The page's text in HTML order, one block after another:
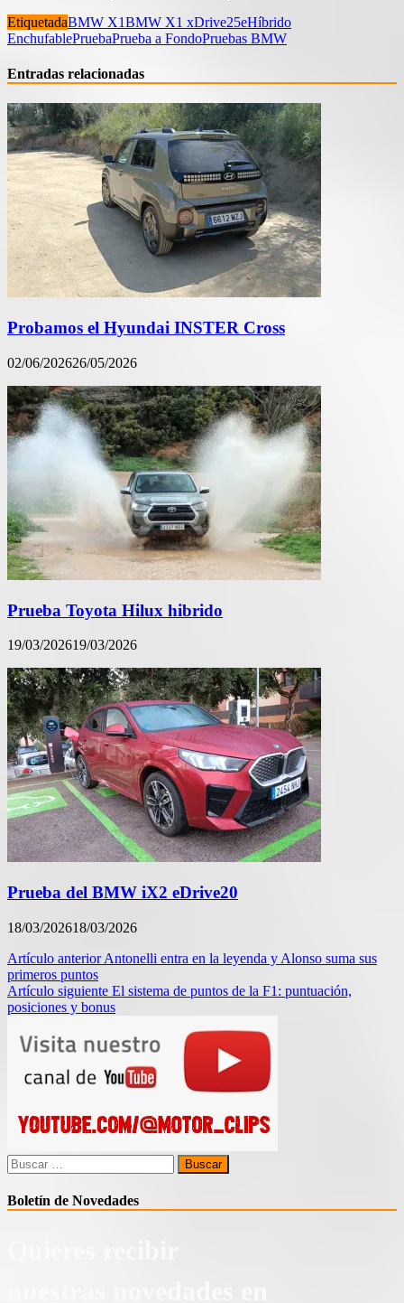
EtiquetadaBMW X1BMW X1 xDrive25eHíbrido
EnchufablePruebaPrueba a FondoPruebas BMW
Entradas relacionadas
Probamos el Hyundai INSTER Cross
02/06/202626/05/2026
Prueba Toyota Hilux hibrido
19/03/202619/03/2026
Prueba del BMW iX2 eDrive20
18/03/202618/03/2026
Navegación
de
entradas
Artículo anterior Antonelli entra en la leyenda y Alonso suma sus
primeros puntos
Artículo siguiente El sistema de puntos de la F1: puntuación,
posiciones y bonus
Buscar:
Boletín de Novedades